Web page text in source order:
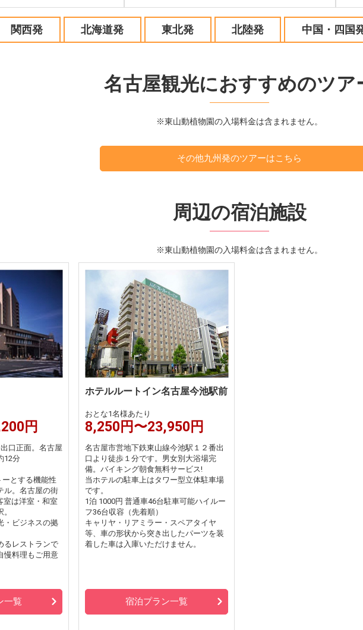
関西発 北海道発 東北発 北陸発 中国・四国
名古屋観光におすすめのツア
※東山動植物園の入場料金は含まれません。
その他九州発のツアーはこちら
周辺の宿泊施設
※東山動植物園の入場料金は含まれません。
円
口正面。名古屋
12分
ーとする機能性
ル。名古屋の街
室は洋室・和室
・ビジネスの拠
るレストランで
慢料理もご用意
一覧
ホテルルートイン名古屋今池駅前
おとな1名様あたり
8,250円〜23,950円
名古屋市営地下鉄東山線今池駅１２番出
口より徒歩１分です。男女別大浴場完
備。バイキング朝食無料サービス!
当ホテルの駐車上はタワー型立体駐車場
です。
1泊 1000円 普通車46台駐車可能ハイルー
フ36台収容（先着順）
キャリヤ・リアミラー・スペアタイヤ
等、車の形状から突き出したパーツを装
着した車は入庫いただけません。
宿泊プラン一覧